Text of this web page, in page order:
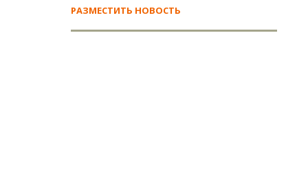
РАЗМЕСТИТЬ НОВОСТЬ